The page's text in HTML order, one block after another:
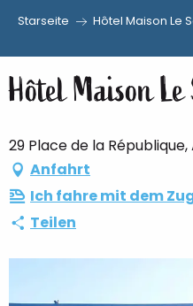
au
contenu
principal
Starseite Hôtel Maison Le
Hôtel Maison Le
29 Place de la
Anfahrt
Ich fahre mit dem
Teilen